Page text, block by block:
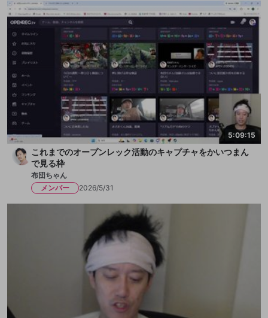
5:09:15
これまでのオープンレック活動のキャプチャをかいつまん
で見る枠
布団ちゃん
メンバー
2026/5/31